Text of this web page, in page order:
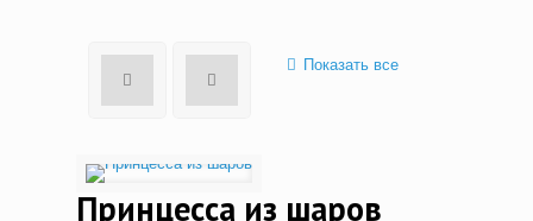
Показать все
Принцесса из шаров